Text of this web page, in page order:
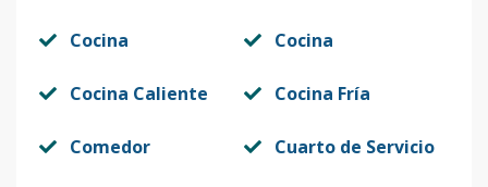
Cocina Cocina
Cocina Caliente Cocina Fría
Comedor Cuarto de Servicio